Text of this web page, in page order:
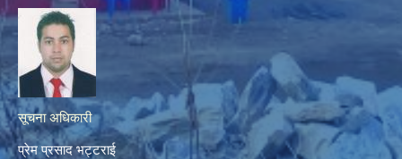
सूचना अधिकारी
प्रेम प्रसाद भट्टराई